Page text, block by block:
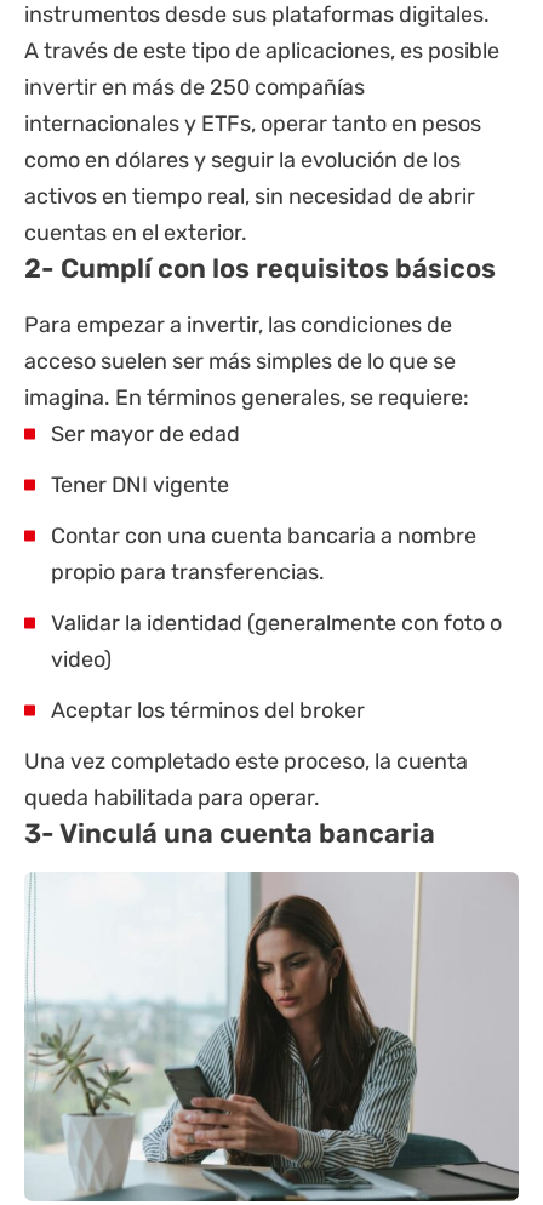
instrumentos desde sus plataformas digitales.
A través de este tipo de aplicaciones, es posible
invertir en más de 250 compañías
internacionales y ETFs, operar tanto en pesos
como en dólares y seguir la evolución de los
activos en tiempo real, sin necesidad de abrir
cuentas en el exterior.
2- Cumplí con los requisitos básicos
Para empezar a invertir, las condiciones de
acceso suelen ser más simples de lo que se
imagina. En términos generales, se requiere:
Ser mayor de edad
Tener DNI vigente
Contar con una cuenta bancaria a nombre
propio para transferencias.
Validar la identidad (generalmente con foto o
video)
Aceptar los términos del broker
Una vez completado este proceso, la cuenta
queda habilitada para operar.
3- Vinculá una cuenta bancaria